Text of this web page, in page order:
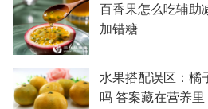
百香果怎么吃辅助
加错糖
水果搭配误区：橘
吗 答案藏在营养里